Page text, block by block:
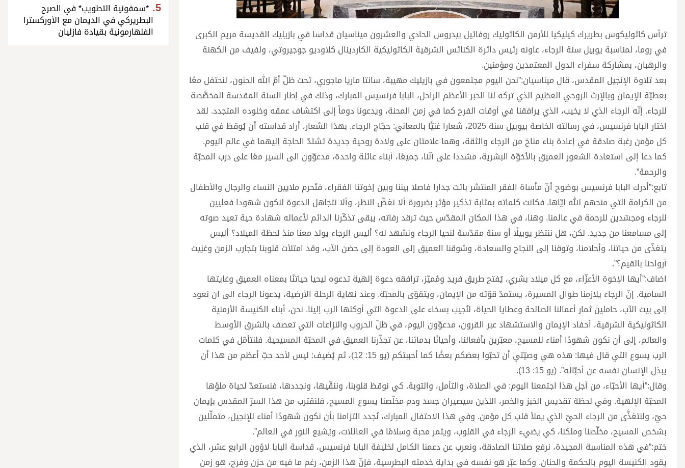
ترأس كاثوليكوس بطريرك كيليكيا للأرمن الكاثوليك روفائيل بيدروس الحادي والعشرون ميناسيان قداسا في بازيليك القديسة مريم الكبرى
في روما، لمناسبة يوبيل سنة الرجاء، عاونه رئيس دائرة الكنائس الشرقية الكاثوليكية الكاردينال كلاوديو جوجيروتي، ولفيف من الكهنة
والرهبان، بمشاركة سفراء الدول المعتمدين ومؤمنين.
بعد تلاوة الإنجيل المقدس، قال ميناسيان:”نحن اليوم مجتمعون في بازيليك مهيبة، سانتا ماريا ماجوري، تحت ظلّ أمّ الله الحنون، لنحتفل معًا
بعطيّة الإيمان وبالإرث الروحي العظيم الذي تركه لنا الحبر الأعظم الراحل، البابا فرنسيس المبارك، وذلك في إطار السنة المقدسة المخصَّصة
للرجاء. إنّه الرجاء الذي لا يخيب، الذي يرافقنا في أوقات الفرح كما في زمن المحنة، ويدعونا دوماً إلى اكتشاف عمقه وخلوده المتجدد. لقد
اختار البابا فرنسيس، في رسالته الخاصة بيوبيل سنة 2025، شعارا غنيًّا بالمعاني: حجّاج الرجاء. بهذا الشعار، أراد قداسته أن يُوقظ في قلب
كل مؤمن رغبة صادقة في إعادة بناء مناخ من الرجاء والثقة، وهما علامتان على ولادة روحية جديدة تشتدّ الحاجة إليهما في عالم اليوم.
كما دعا إلى استعادة الشعور العميق بالأخوّة البشرية، مشددا على أنّنا، جميعًا، أبناء عائلة واحدة، مدعوّون الى السير معًا على درب المحبّة
والرحمة”.
تابع:”أدرك البابا فرنسيس بوضوح أنّ مأساة الفقر المنتشر باتت جدارا فاصلا بيننا وبين إخوتنا الفقراء، فتُحرم ملايين النساء والرجال والأطفال
من الكرامة التي منحهم الله إيّاها. فكانت كلماته بمثابة تذكير مؤثر بضرورة ألا نغضّ النظر، وألا نتجاهل الدعوة لنكون شهودا فعليين
للرجاء ومجسّدين للرحمة في عالمنا. وهنا، في هذا المكان المقدّس حيث ترقد رفاته، يبقى تذكّرنا الدائم لأعماله شهادة حية تعيد صوته
إلى مسامعنا من جديد. لكن، هل ننتظر يوبيلًا أو سنة مقدّسة لنحيا الرجاء ونشهد له؟ أليس الرجاء يولد معنا منذ لحظة الميلاد؟ أليس
يتغذّى من حياتنا، وأحلامنا، وتوقنا إلى النجاح والسعادة، وشوقنا العميق إلى العودة إلى حضن الآب، وقد امتلأت قلوبنا بتجارب الزمن وغنِيت
أرواحنا بالقيم؟”.
اضاف:”أيها الإخوة الأعزّاء، مع كل ميلاد بشري، يُفتح طريق فريد ومُميّز، ترافقه دعوة إلهية تدعوه ليحيا حياتنًا بمعناه العميق وغايتها
السامية. إنّ الرجاء يلازمنا طوال المسيرة، يستمدّ قوّته من الإيمان، ويتقوّى بالمحبّة. وعند نهاية الرحلة الأرضية، يدعونا الرجاء الى ان نعود
إلى بيت الآب، حاملين ثمار أعمالنا الصالحة وعطايا الحياة، لنُجيب بسخاء على الدعوة التي أوكلها الرب إلينا. نحن، أبناء الكنيسة الأرمنية
الكاثوليكية الشرقية، أحفاد الإيمان والاستشهاد عبر القرون، مدعوّون اليوم، في ظلّ الحروب والنزاعات التي تعصف بالشرق الأوسط
والعالم، إلى أن نكون شهودًا أمناء للمسيح، معبّرين بأفعالنا، وأحيانًا بدمائنا، عن تجذّرنا العميق في المحبّة المسيحية. فلنتأمّل في كلمات
الرب يسوع التي قال فيها: هذه هي وصيّتي أن تحبّوا بعضكم بعضًا كما أحببتكم (يو 15: 12)، ثم يُضيف: ليس لأحد حبّ أعظم من هذا أن
يبذل الإنسان نفسه عن أحبّائه”. (يو 15: 13).
وقال:”أيها الأحبّاء، من أجل هذا اجتمعنا اليوم: في الصلاة، والتأمل، والتوبة. كي نوقظ قلوبنا، وننقّيها، ونجددها، فنستعدّ لحياة ملؤها
المحبّة الإلهية. وفي لحظة تقديس الخبز والخمر، اللذين سيصيران جسد ودم مخلّصنا يسوع المسيح، فلنقترب من هذا السرّ المقدس بإيمان
حيّ، ولنتغذَّى من الرجاء الحيّ الذي يملأ قلب كل مؤمن. وفي هذا الاحتفال المبارك، نُجدد التزامنا بأن نكون شهودًا أمناء للإنجيل، متمثّلين
بشخص المسيح، مخلّصنا وملكنا، كي يضيء الرجاء في القلوب، ويثمر محبة وسلامًا في العائلات، ويُشيع النور في العالم”.
ختم:”في هذه المناسبة المجيدة، نرفع صلاتنا الصادقة، ونعرب عن دعمنا الكامل لخليفة البابا فرنسيس، قداسة البابا لاوُون الرابع عشر، الذي
يقود الكنيسة اليوم بالحكمة والحنان. وكما عبّر هو نفسه في بداية خدمته البطرسية، فإنّ هذا الزمن، رغم ما فيه من حزن وفرح، هو زمن
*سمفونية التطويب* في الصرح
البطريركي في الديمان مع الأوركسترا
الفلهارمونية بقيادة فازليان